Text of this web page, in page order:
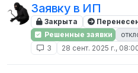
Заявку в ИП
Закрыта
Решенные заявки
3
28 сент. 2025 г.,